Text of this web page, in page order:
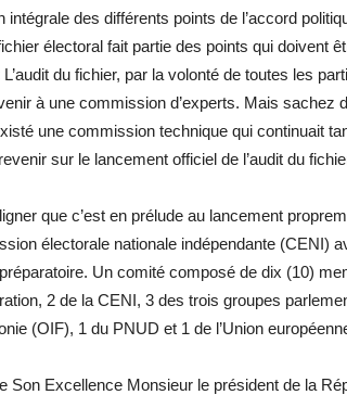
intégrale des différents points de l’accord
électoral fait partie des points qui doivent
du fichier, par la volonté de toutes les
à une commission d’experts. Mais sachez
une commission technique qui continuait
sur le lancement officiel de l’audit du
que c’est en prélude au lancement
électorale nationale indépendante (CENI)
Un comité composé de dix (10)
2 de la CENI, 3 des trois groupes
(OIF), 1 du PNUD et 1 de l’Union
Son Excellence Monsieur le président de la